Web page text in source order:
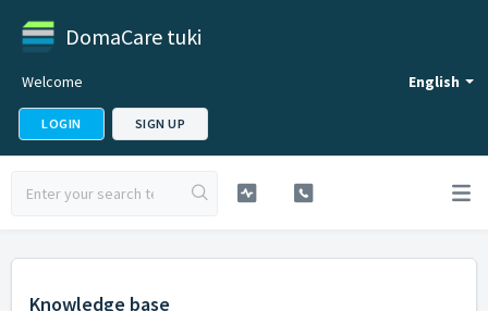
DomaCare tuki
English
Welcome
LOGIN SIGN UP
Knowledge base